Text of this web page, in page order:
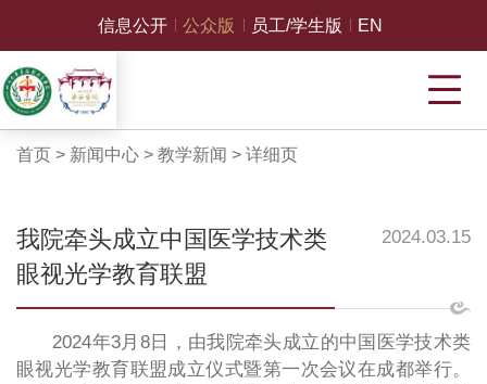
信息公开 公众版 员工/学生版 EN
首页 > 新闻中心> 教学新闻 > 详细页
我院牵头成立中国医学技术类
眼视光学教育联盟
2024.03.15
2024年3月8日，由我院牵头成立的中国医学技术类
眼视光学教育联盟成立仪式暨第一次会议在成都举行。